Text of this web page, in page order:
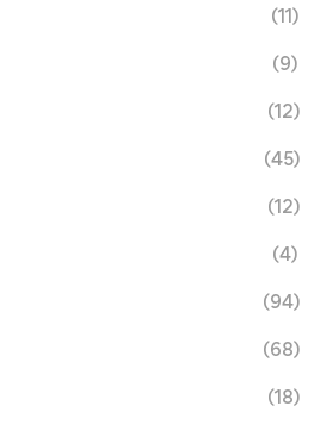
(11)
(9)
(12)
(45)
(12)
(4)
(94)
(68)
(18)